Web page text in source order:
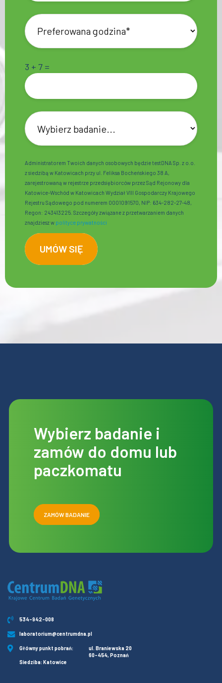
3 + 7 =
Administratorem Twoich danych osobowych będzie testDNA Sp. z o.o.
z siedzibą w Katowicach przy ul. Feliksa Bocheńskiego 38 A,
zarejestrowaną w rejestrze przedsiębiorców przez Sąd Rejonowy dla
Katowice-Wschód w Katowicach Wydział VIII Gospodarczy Krajowego
Rejestru Sądowego pod numerem 0001091570, NIP: 634-282-27-48,
Regon: 243413225. Szczegóły związane z przetwarzaniem danych
znajdziesz w polityce prywatności
Wybierz badanie i
zamów do domu lub
paczkomatu
ZAMÓW BADANIE
534-942-008
laboratorium@centrumdna.pl
Główny punkt pobrań:
ul. Braniewska 20
60-454, Poznań
Siedziba: Katowice